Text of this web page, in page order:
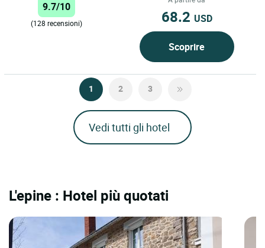
9.7/10
(128 recensioni) 68.2 USD
Scoprire
1 2 3
Vedi tutti gli hotel
L'epine : Hotel più quotati